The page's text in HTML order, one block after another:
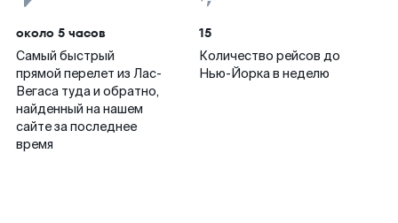
около 5 часов
Самый быстрый
прямой перелет из Лас-
Вегаса туда и обратно,
найденный на нашем
сайте за последнее
время
15
Количество рейсов до
Нью-Йорка в неделю